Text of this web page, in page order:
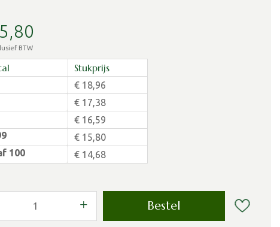
,80
BTW
Stukprijs
€ 18,96
€ 17,38
€ 16,59
€ 15,80
100
€ 14,68